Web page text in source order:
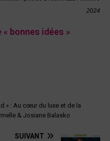
2024
bonnes idées »
» : Au cœur du luxe et de la
& Josiane Balasko
SUIVANT